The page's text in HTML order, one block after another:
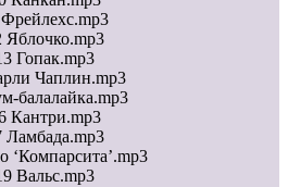
Фрейлехс.mp3
Яблочко.mp3
Гопак.mp3
Чаплин.mp3
балалайка.mp3
Кантри.mp3
Ламбада.mp3
‘Компарсита’.mp3
Вальс.mp3